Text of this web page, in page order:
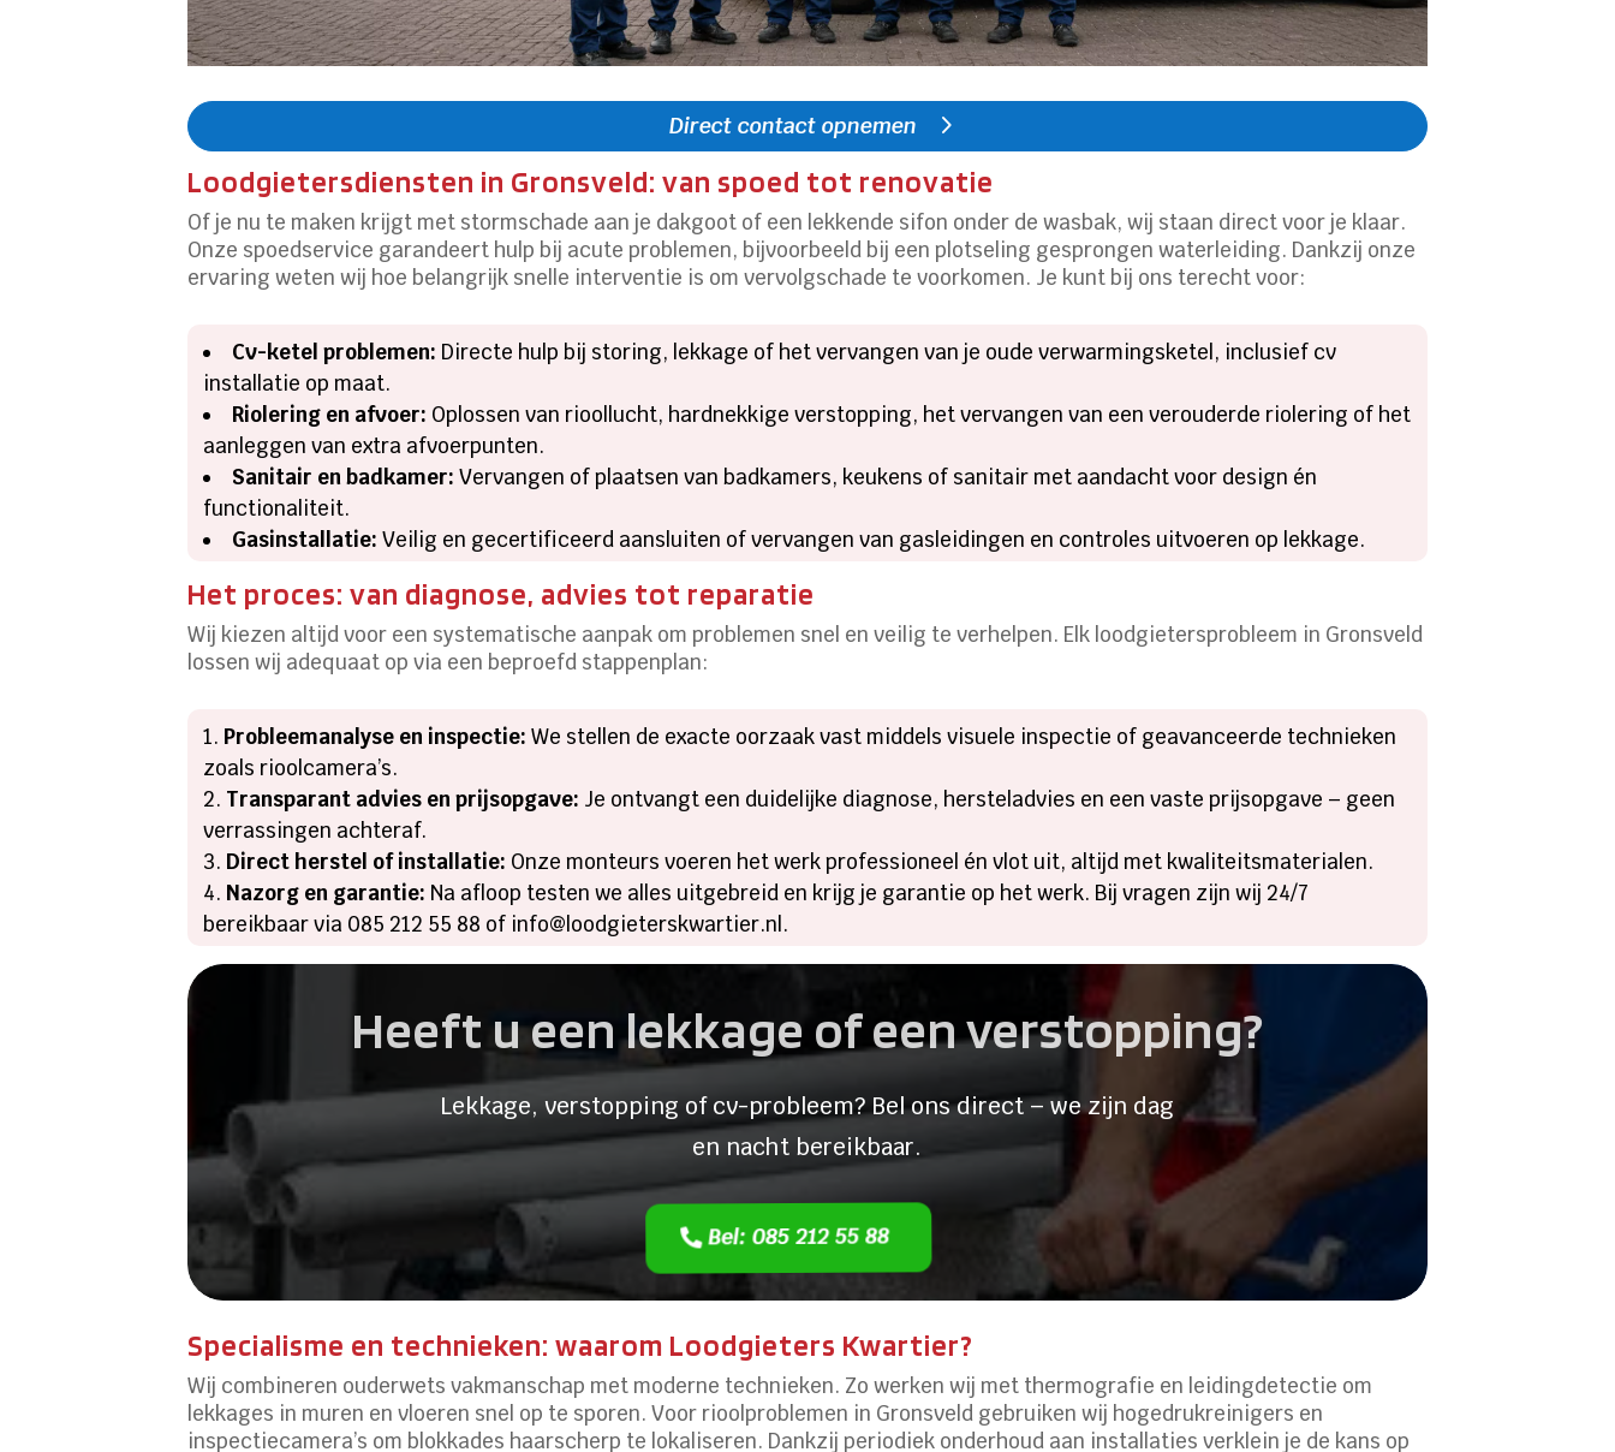
Direct contact opnemen
Loodgietersdiensten in Gronsveld: van spoed tot renovatie
Of je nu te maken krijgt met stormschade aan je dakgoot of een lekkende sifon onder de wasbak, wij staan direct voor je klaar.​
Onze spoedservice garandeert hulp bij acute problemen, bijvoorbeeld bij een plotseling gesprongen waterleiding.​ Dankzij onze
ervaring weten wij hoe belangrijk snelle interventie is om vervolgschade te voorkomen.​ Je kunt bij ons terecht voor:
Cv-ketel problemen: Directe hulp bij storing, lekkage of het vervangen van je oude verwarmingsketel, inclusief cv
installatie op maat.​
Riolering en afvoer: Oplossen van rioollucht, hardnekkige verstopping, het vervangen van een verouderde riolering of het
aanleggen van extra afvoerpunten.​
Sanitair en badkamer: Vervangen of plaatsen van badkamers, keukens of sanitair met aandacht voor design én
functionaliteit.​
Gasinstallatie: Veilig en gecertificeerd aansluiten of vervangen van gasleidingen en controles uitvoeren op lekkage.​
Het proces: van diagnose, advies tot reparatie
Wij kiezen altijd voor een systematische aanpak om problemen snel en veilig te verhelpen.​ Elk loodgietersprobleem in Gronsveld
lossen wij adequaat op via een beproefd stappenplan:
Probleemanalyse en inspectie: We stellen de exacte oorzaak vast middels visuele inspectie of geavanceerde technieken
zoals rioolcamera’s.​
Transparant advies en prijsopgave: Je ontvangt een duidelijke diagnose, hersteladvies en een vaste prijsopgave – geen
verrassingen achteraf.​
Direct herstel of installatie: Onze monteurs voeren het werk professioneel én vlot uit, altijd met kwaliteitsmaterialen.​
Nazorg en garantie: Na afloop testen we alles uitgebreid en krijg je garantie op het werk.​ Bij vragen zijn wij 24/7
bereikbaar via 085 212 55 88 of info@loodgieterskwartier.​nl.​
Heeft u een lekkage of een verstopping?
Lekkage, verstopping of cv-probleem? Bel ons direct – we zijn dag
en nacht bereikbaar.
Bel: 085 212 55 88
Specialisme en technieken: waarom Loodgieters Kwartier?
Wij combineren ouderwets vakmanschap met moderne technieken.​ Zo werken wij met thermografie en leidingdetectie om
lekkages in muren en vloeren snel op te sporen.​ Voor rioolproblemen in Gronsveld gebruiken wij hogedrukreinigers en
inspectiecamera’s om blokkades haarscherp te lokaliseren.​ Dankzij periodiek onderhoud aan installaties verklein je de kans op